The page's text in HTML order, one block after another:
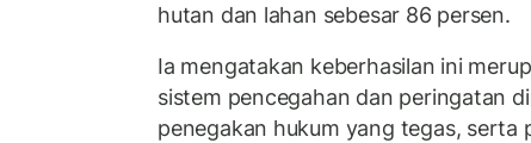
hutan dan lahan sebesar 86 persen.
Ia mengatakan keberhasilan ini
sistem pencegahan dan peringatan
penegakan hukum yang tegas, serta